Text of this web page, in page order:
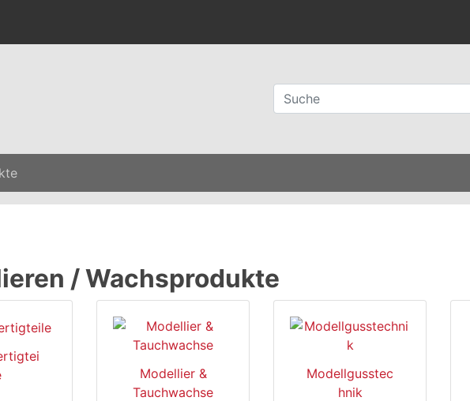
/ Wachsprodukte
Modellier &
Tauchwachse
Modellgusstec
hnik